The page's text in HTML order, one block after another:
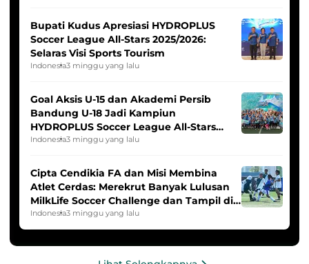
Bupati Kudus Apresiasi HYDROPLUS
Soccer League All-Stars 2025/2026:
Selaras Visi Sports Tourism
Indonesia3 minggu yang lalu
Goal Aksis U-15 dan Akademi Persib
Bandung U-18 Jadi Kampiun
HYDROPLUS Soccer League All-Stars
2025/2026
Indonesia3 minggu yang lalu
Cipta Cendikia FA dan Misi Membina
Atlet Cerdas: Merekrut Banyak Lulusan
MilkLife Soccer Challenge dan Tampil di
HYDROPLUS Soccer League
Indonesia3 minggu yang lalu